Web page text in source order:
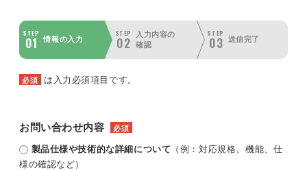
STEP
01 情報の入力
STEP
02
入力内容の
確認
STEP
03 送信完了
必須 は入力必須項目です。
お問い合わせ内容 必須
製品仕様や技術的な詳細について （例：対応規格、機能、仕
様の確認など）